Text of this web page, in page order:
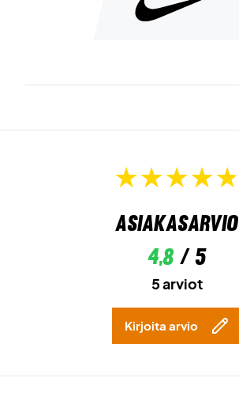
Asiakasarvio
4,8 / 5
5 arviot
Kirjoita arvio